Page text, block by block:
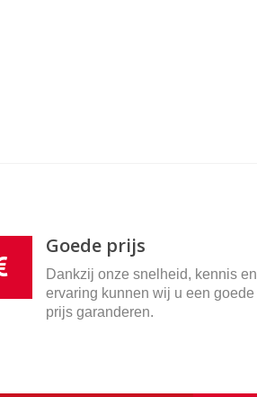
Goede prijs
Dankzij onze snelheid, kennis en
ervaring kunnen wij u een goede
prijs garanderen.